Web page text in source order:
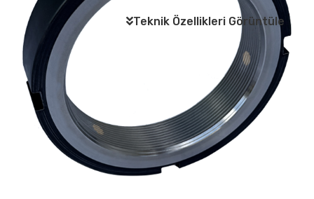
Teknik Özellikleri Görüntüle